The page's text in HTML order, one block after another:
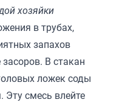
хозяйки
в трубах,
запахов
В стакан
ложек соды
Эту смесь влейте